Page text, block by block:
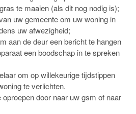
te maaien (als dit nog nodig is);
uw gemeente om uw woning in
uw afwezigheid;
aan de deur een bericht te hangen
een boodschap in te spreken
om op willekeurige tijdstippen
te verlichten.
door naar uw gsm of naar